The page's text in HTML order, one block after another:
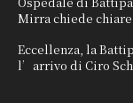
Mirra chiede
Eccellenza, la
l’arrivo di Ciro